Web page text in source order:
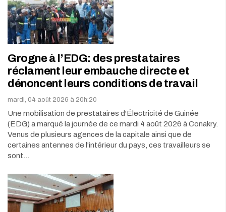
Grogne à l’EDG: des prestataires
réclament leur embauche directe et
dénoncent leurs conditions de travail
mardi, 04 août 2026 à 20h:20
Une mobilisation de prestataires d'Électricité de Guinée
(EDG) a marqué la journée de ce mardi 4 août 2026 à Conakry.
Venus de plusieurs agences de la capitale ainsi que de
certaines antennes de l'intérieur du pays, ces travailleurs se
sont…